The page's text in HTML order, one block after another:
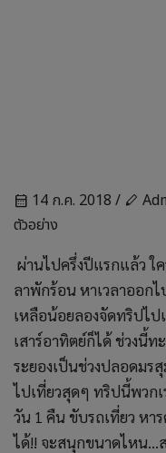
calendar_month 14 ก.ค. 2018 / stylus
ตัวอย่าง
ผ่านไปครึ่งปีแรกแล้ว ใ
ลาพักร้อน หาเวลาออก
เหลือน้อยลองจัดทริปไป
เสาร์อาทิตย์ก็ได้ ช่วงนี้
ระยองเป็นช่วงปลอดมร
ไปเที่ยวสุดๆ ทริปนี้พวกเ
วัน 1 คืน ขับรถเที่ยว หา
ได้!! จะสนุกขนาดไหน…